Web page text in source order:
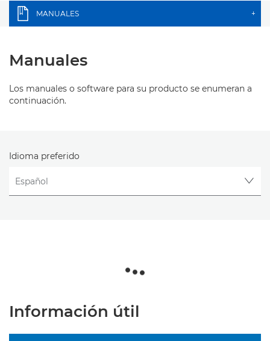
MANUALES +
Manuales
Los manuales o software para su producto se enumeran a
continuación.
Idioma preferido
Información útil